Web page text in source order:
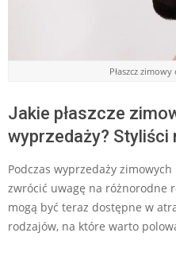
Płaszcz
Jakie płaszcze
wyprzedaży? Styliści
Podczas wyprzedaży
zwrócić uwagę na różnorodne
mogą być teraz dostępne w
rodzajów, na które warto